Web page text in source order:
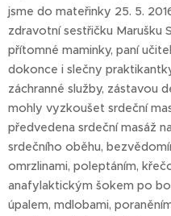
jsme do mateřinky 25. 5.
zdravotní sestřičku Marušku
přítomné maminky, paní
dokonce i slečny
záchranné služby, zástavou
mohly vyzkoušet srdeční
předvedena srdeční masáž
srdečního oběhu,
omrzlinami, poleptáním,
anafylaktickým šokem po
úpalem, mdlobami,